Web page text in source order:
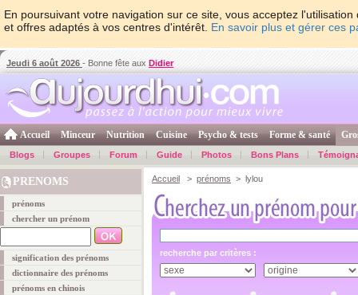
En poursuivant votre navigation sur ce site, vous acceptez
et offres adaptés à vos centres d'intérêt. En savoir plus et gérer ces
Jeudi 6 août 2026 - Bonne fête aux Didier
Accueil Minceur Nutrition Cuisine Psycho & tests Forme & santé
Blogs Groupes Forum Guide Photos Bons Plans
PRENOMS
prénoms
chercher un prénom
signification des prénoms
dictionnaire des prénoms
prénoms en chinois
Accueil > prénoms > lylou
recherche par critères :